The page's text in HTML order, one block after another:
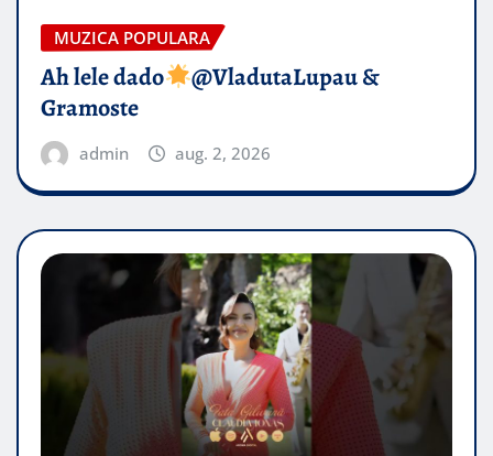
MUZICA POPULARA
Ah lele dado​
@VladutaLupau &
Gramoste
admin aug. 2, 2026